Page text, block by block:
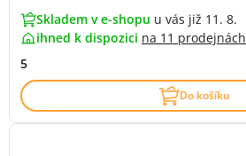
Skladem v e-shopu u vás již 11. 8.
ihned k dispozici na 11 prodejnách
5
Do košíku